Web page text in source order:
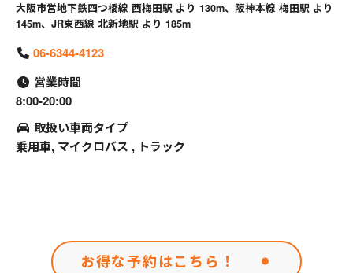
大阪市営地下鉄四つ橋線 西梅田駅 より 130m、阪神本線 梅田駅 より
145m、JR東西線 北新地駅 より 185m
06-6344-4123
営業時間
8:00-20:00
取扱い車両タイプ
乗用車, マイクロバス , トラック
お得な予約はこちら！